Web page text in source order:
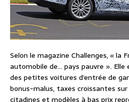
Selon le magazine Challenges, « la
automobile de… pays pauvre ».
des petites voitures d’entrée de
bonus-malus, taxes croissantes
citadines et modèles à bas prix